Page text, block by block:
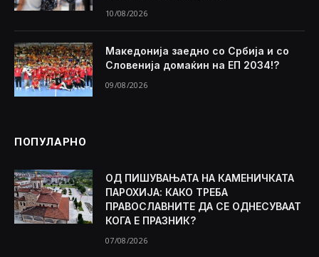
10/08/2026
Македонија заедно со Србија и со
Словенија домаќин на ЕП 2034!?
09/08/2026
ПОПУЛАРНО
ОД ПИШУВАЊАТА НА КАМЕНИЧКАТА
ПАРОХИЈА: КАКО ТРЕБА
ПРАВОСЛАВНИТЕ ДА СЕ ОДНЕСУВААТ
КОГА Е ПРАЗНИК?
07/08/2026